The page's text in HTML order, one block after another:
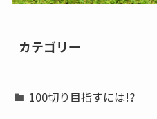
カテゴリー
100切り目指すには!?